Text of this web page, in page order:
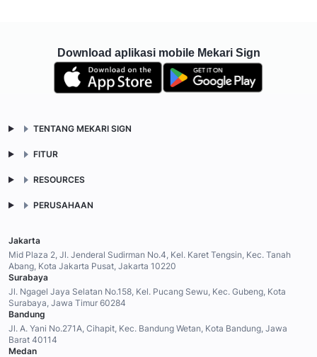
Download aplikasi mobile Mekari Sign
TENTANG MEKARI SIGN
FITUR
RESOURCES
PERUSAHAAN
Jakarta
Mid Plaza 2, Jl. Jenderal Sudirman No.4, Kel. Karet Tengsin, Kec. Tanah
Abang, Kota Jakarta Pusat, Jakarta 10220
Surabaya
Jl. Ngagel Jaya Selatan No.158, Kel. Pucang Sewu, Kec. Gubeng, Kota
Surabaya, Jawa Timur 60284
Bandung
Jl. A. Yani No.271A, Cihapit, Kec. Bandung Wetan, Kota Bandung, Jawa
Barat 40114
Medan